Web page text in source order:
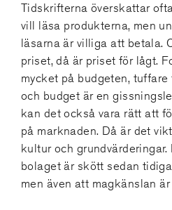
Tidskrifterna överskattar
vill läsa produkterna, men
läsarna är villiga att betala.
priset, då är priset för lågt.
mycket på budgeten,
och budget är en
kan det också vara rätt att
på marknaden. Då är det
kultur och
bolaget är skött sedan
men även att magkänslan är